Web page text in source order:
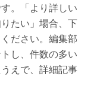
。「より詳しい
たい」場合、下
ださい。編集部
し、件数の多い
えで、詳細記事